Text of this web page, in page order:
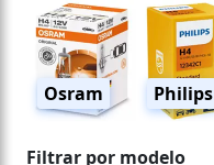
Osram Philips
Filtrar por modelo